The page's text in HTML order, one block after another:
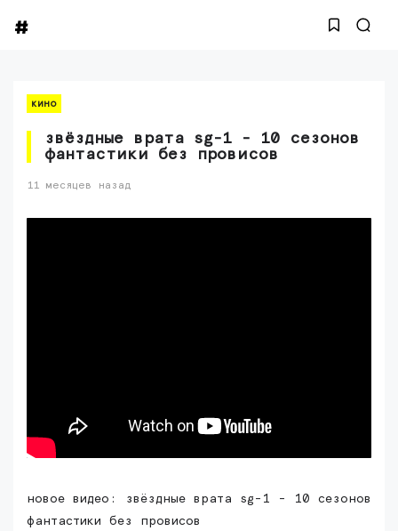
кино
звёздные врата sg-1 - 10 сезонов
фантастики без провисов
11 месяцев назад
новое видео: звёздные врата sg-1 - 10 сезонов
фантастики без провисов